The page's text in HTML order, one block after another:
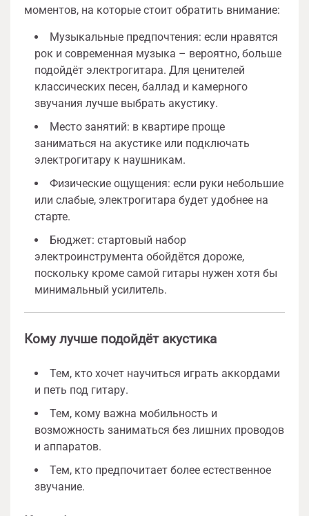
моментов, на которые стоит обратить внимание:
Музыкальные предпочтения: если нравятся
рок и современная музыка – вероятно, больше
подойдёт электрогитара. Для ценителей
классических песен, баллад и камерного
звучания лучше выбрать акустику.
Место занятий: в квартире проще
заниматься на акустике или подключать
электрогитару к наушникам.
Физические ощущения: если руки небольшие
или слабые, электрогитара будет удобнее на
старте.
Бюджет: стартовый набор
электроинструмента обойдётся дороже,
поскольку кроме самой гитары нужен хотя бы
минимальный усилитель.
Кому лучше подойдёт акустика
Тем, кто хочет научиться играть аккордами
и петь под гитару.
Тем, кому важна мобильность и
возможность заниматься без лишних проводов
и аппаратов.
Тем, кто предпочитает более естественное
звучание.